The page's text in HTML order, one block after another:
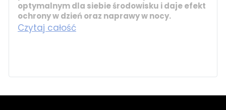
optymalnym dla siebie środowisku i daje efekt
ochrony w dzień oraz naprawy w nocy.
Czytaj całość